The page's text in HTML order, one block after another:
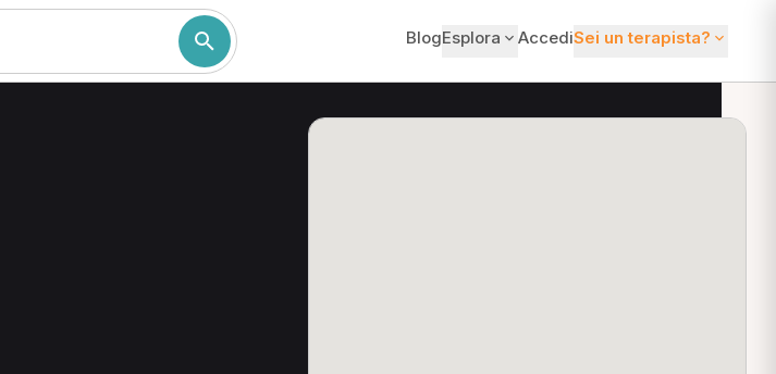
BlogEsplora AccediSei un terapista?